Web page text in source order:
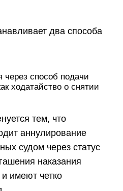
два способа
через способ подачи
ходатайство о снятии
тем, что
аннулирование
судом через статус
наказания
имеют четко